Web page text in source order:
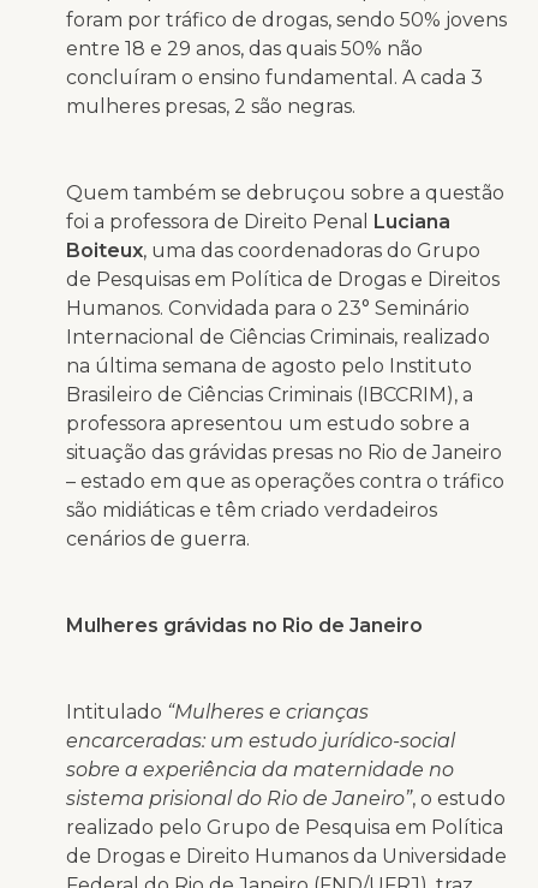
foram por tráfico de drogas, sendo 50% jovens
entre 18 e 29 anos, das quais 50% não
concluíram o ensino fundamental. A cada 3
mulheres presas, 2 são negras.
Quem também se debruçou sobre a questão
foi a professora de Direito Penal Luciana
Boiteux, uma das coordenadoras do Grupo
de Pesquisas em Política de Drogas e Direitos
Humanos. Convidada para o 23° Seminário
Internacional de Ciências Criminais, realizado
na última semana de agosto pelo Instituto
Brasileiro de Ciências Criminais (IBCCRIM), a
professora apresentou um estudo sobre a
situação das grávidas presas no Rio de Janeiro
– estado em que as operações contra o tráfico
são midiáticas e têm criado verdadeiros
cenários de guerra.
Mulheres grávidas no Rio de Janeiro
Intitulado “Mulheres e crianças
encarceradas: um estudo jurídico-social
sobre a experiência da maternidade no
sistema prisional do Rio de Janeiro”, o estudo
realizado pelo Grupo de Pesquisa em Política
de Drogas e Direito Humanos da Universidade